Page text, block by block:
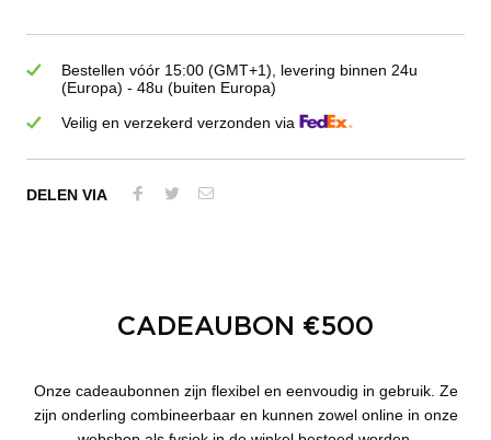
Bestellen vóór 15:00 (GMT+1), levering binnen 24u
(Europa) - 48u (buiten Europa)
Veilig en verzekerd verzonden via
DELEN VIA
CADEAUBON €500
Onze cadeaubonnen zijn flexibel en eenvoudig in gebruik. Ze
zijn onderling combineerbaar en kunnen zowel online in onze